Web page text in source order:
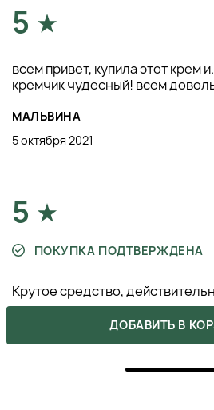
5
всем привет, купила этот крем
кремчик чудесный! всем
МАЛЬВИНА
5 октября 2021
5
ПОКУПКА ПОДТВЕРЖДЕНА
Крутое средство,
Распрямляет волосы, при этом
ДОБАВИТЬ В